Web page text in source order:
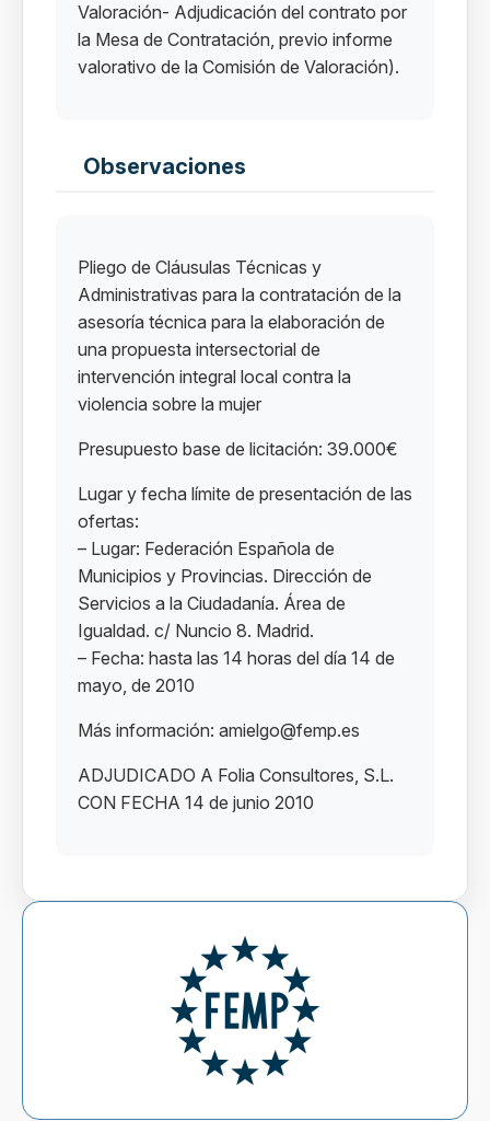
Valoración- Adjudicación del contrato por
la Mesa de Contratación, previo informe
valorativo de la Comisión de Valoración).
Observaciones
Pliego de Cláusulas Técnicas y
Administrativas para la contratación de la
asesoría técnica para la elaboración de
una propuesta intersectorial de
intervención integral local contra la
violencia sobre la mujer
Presupuesto base de licitación: 39.000€
Lugar y fecha límite de presentación de las
ofertas:
– Lugar: Federación Española de
Municipios y Provincias. Dirección de
Servicios a la Ciudadanía. Área de
Igualdad. c/ Nuncio 8. Madrid.
– Fecha: hasta las 14 horas del día 14 de
mayo, de 2010
Más información: amielgo@femp.es
ADJUDICADO A Folia Consultores, S.L.
CON FECHA 14 de junio 2010